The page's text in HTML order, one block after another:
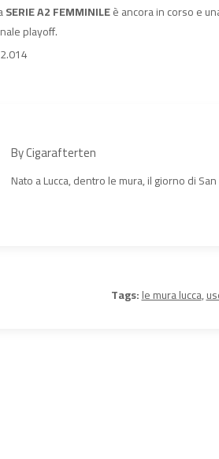
SERIE A2 FEMMINILEè ancora in corso e
playoff.
2.014
ByCigarafterten
Nato a Lucca, dentro le mura, il giorno di
Tags:le mura lucca,